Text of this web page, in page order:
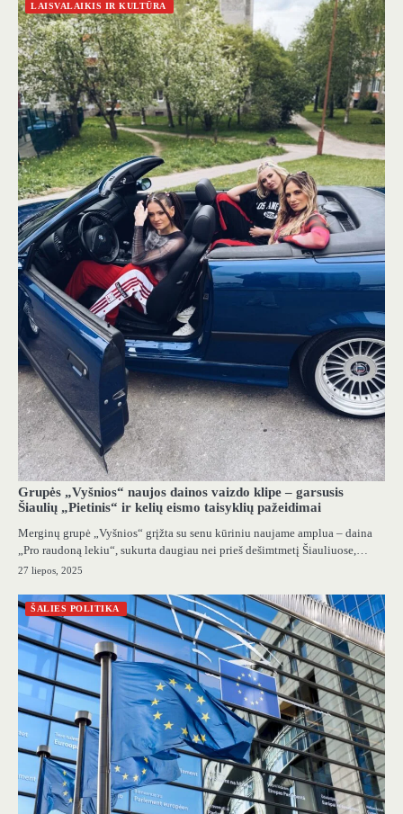
LAISVALAIKIS IR KULTŪRA
Grupės „Vyšnios“ naujos dainos vaizdo klipe – garsusis
Šiaulių „Pietinis“ ir kelių eismo taisyklių pažeidimai
Merginų grupė „Vyšnios“ grįžta su senu kūriniu naujame amplua – daina
„Pro raudoną lekiu“, sukurta daugiau nei prieš dešimtmetį Šiauliuose,…
27 liepos, 2025
ŠALIES POLITIKA